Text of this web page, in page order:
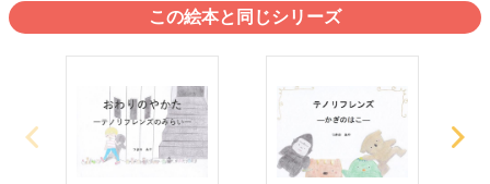
この絵本と同じシリーズ